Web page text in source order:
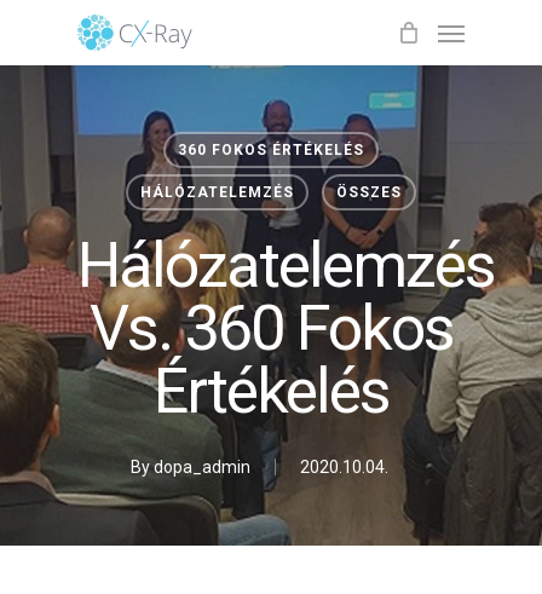
Cart
360 FOKOS ÉRTÉKELÉS
HÁLÓZATELEMZÉS ÖSSZES
Hálózatelemzés
Vs. 360 Fokos
Értékelés
Bydopa_admin 2020.10.04.